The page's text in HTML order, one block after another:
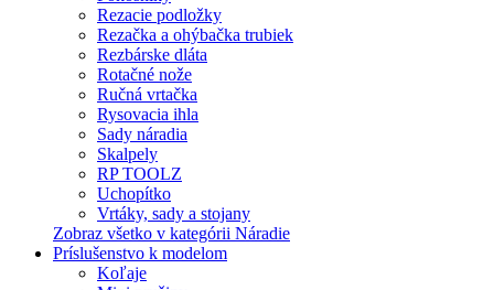
Rezacie podložky
Rezačka a ohýbačka trubiek
Rezbárske dláta
Rotačné nože
Ručná vrtačka
Rysovacia ihla
Sady náradia
Skalpely
RP TOOLZ
Uchopítko
Vrtáky, sady a stojany
Zobraz všetko v kategórii Náradie
Príslušenstvo k modelom
Koľaje